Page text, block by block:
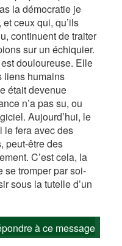
la démocratie je
ceux qui, qu’ils
continuent de traiter
sur un échiquier.
douloureuse. Elle
liens humains
était devenue
n’a pas su, ou
Aujourd’hui, le
le fera avec des
peut-être des
C’est cela, la
se tromper par soi-
sous la tutelle d’un
à ce message